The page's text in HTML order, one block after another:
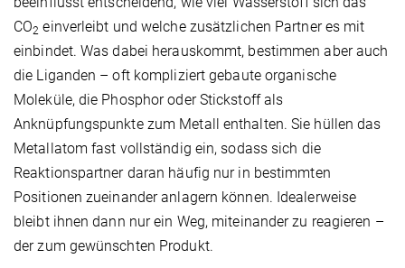
CO2 einverleibt und welche zusätzlichen Partner es mit
einbindet. Was dabei herauskommt, bestimmen aber auch
die Liganden – oft kompliziert gebaute organische
Moleküle, die Phosphor oder Stickstoff als
Anknüpfungspunkte zum Metall enthalten. Sie hüllen das
Metallatom fast vollständig ein, sodass sich die
Reaktionspartner daran häufig nur in bestimmten
Positionen zueinander anlagern können. Idealerweise
bleibt ihnen dann nur ein Weg, miteinander zu reagieren –
der zum gewünschten Produkt.